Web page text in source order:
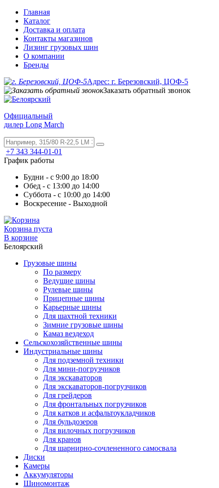
Главная
Каталог
Доставка и оплата
Контакты магазинов
Лизинг грузовых шин
О компании
Бренды
Адрес: г. Березовский, ЦОФ-5
Заказать обратный звонок
Официальный
дилер Long March
+7 343 344-01-01
График работы
Будни - с 9:00 до 18:00
Обед - с 13:00 до 14:00
Суббота - с 10:00 до 14:00
Воскресение - Выходной
Корзина пуста
В корзине
Белоярский
Грузовые шины
По размеру
Ведущие шины
Рулевые шины
Прицепные шины
Карьерные шины
Для шахтной техники
Зимние грузовые шины
Камаз вездеход
Сельскохозяйственные шины
Индустриальные шины
Для подземной техники
Для мини-погрузчиков
Для экскаваторов
Для экскаваторов-погрузчиков
Для грейдеров
Для фронтальных погрузчиков
Для катков и асфальтоукладчиков
Для бульдозеров
Для вилочных погрузчиков
Для кранов
Для шарнирно-сочлененного самосвала
Диски
Камеры
Аккумуляторы
Шиномонтаж